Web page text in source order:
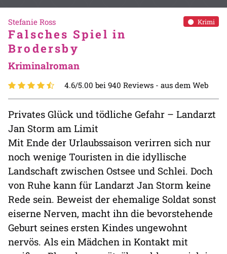
Krimi
Stefanie Ross
Falsches Spiel in
Brodersby
Kriminalroman
4.6/5.00 bei 940 Reviews - aus dem Web
Privates Glück und tödliche Gefahr – Landarzt
Jan Storm am Limit
Mit Ende der Urlaubssaison verirren sich nur
noch wenige Touristen in die idyllische
Landschaft zwischen Ostsee und Schlei. Doch
von Ruhe kann für Landarzt Jan Storm keine
Rede sein. Beweist der ehemalige Soldat sonst
eiserne Nerven, macht ihn die bevorstehende
Geburt seines ersten Kindes ungewohnt
nervös. Als ein Mädchen in Kontakt mit